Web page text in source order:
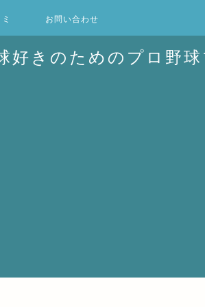
お問い合わせ
好きのためのプロ野